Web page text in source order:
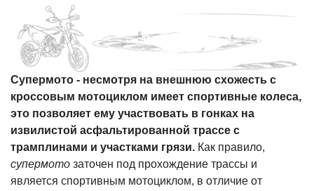
Супермото - несмотря на внешнюю схожесть с
кроссовым мотоциклом имеет спортивные колеса,
это позволяет ему участвовать в гонках на
извилистой асфальтированной трассе с
трамплинами и участками грязи. Как правило,
супермото заточен под прохождение трассы и
является спортивным мотоциклом, в отличие от